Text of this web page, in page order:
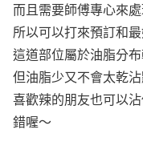
而且需要師傅專心來處
所以可以打來預訂和
這道部位屬於油脂分
但油脂少又不會太乾
喜歡辣的朋友也可以
錯喔～